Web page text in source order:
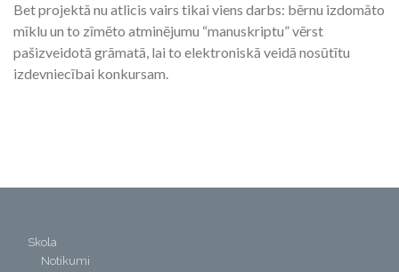
Bet projektā nu atlicis vairs tikai viens darbs: bērnu izdomāto
mīklu un to zīmēto atminējumu “manuskriptu” vērst
pašizveidotā grāmatā, lai to elektroniskā veidā nosūtītu
izdevniecībai konkursam.
Skola
Notikumi